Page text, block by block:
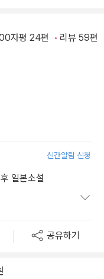
자평 24편 리뷰 59편
신간알림 신청
일본소설
공유하기